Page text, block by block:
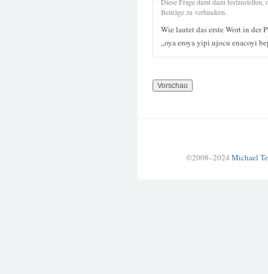
Diese Frage dient dazu
Beiträge zu verhindern.
Wie lautet das erste Wort in der
„oya eroya yipi ujocu enacoyi
©2008–2024 Michael